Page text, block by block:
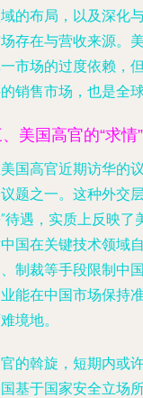
的布局，以及深化
存在与营收来源。
市场的过度依赖，
销售市场，也是全
美国高官的“求
国高官近期访华的
题之一。这种外交
待遇，实质上反映
国在关键技术领域
制裁等手段限制中
能在中国市场保持
境地。
的斡旋，短期内或
基于国家安全立场